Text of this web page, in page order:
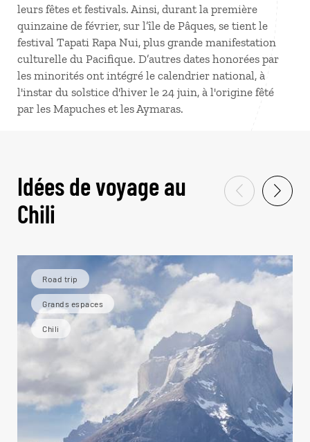
leurs fêtes et festivals. Ainsi, durant la première
quinzaine de février, sur l’île de Pâques, se tient le
festival Tapati Rapa Nui, plus grande manifestation
culturelle du Pacifique. D’autres dates honorées par
les minorités ont intégré le calendrier national, à
l'instar du solstice d'hiver le 24 juin, à l'origine fêté
par les Mapuches et les Aymaras.
Idées de voyage au
Chili
Road trip
Grands espaces
Chili